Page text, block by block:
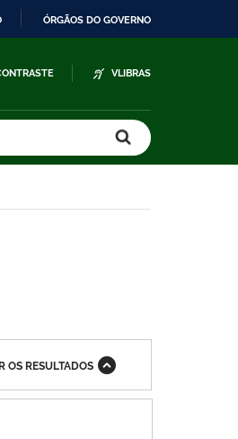
ÓRGÃOS DO GOVERNO
VLIBRAS
OS RESULTADOS